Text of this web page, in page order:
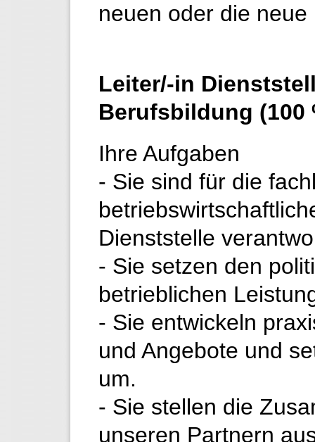
neuen oder die neue
Leiter/-in
Berufsbildung (100
Ihre Aufgaben
- Sie sind für die
Dienststelle
- Sie setzen den
betrieblichen
- Sie entwickeln
und Angebote und
um.
- Sie stellen die
unseren Partnern